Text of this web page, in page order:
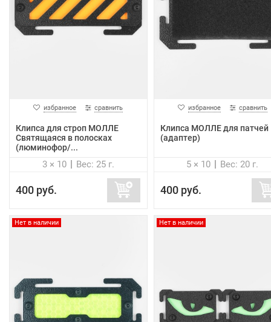
избранное сравнить
Клипса для строп МОЛЛЕ
Святящаяся в полосках
(люминофор/...
3 × 10 Вес: 25 г.
400 руб.
избранное сравнить
Клипса МОЛЛЕ для патчей
(адаптер)
5 × 10 Вес: 20 г.
400 руб.
Нет в наличии Нет в наличии